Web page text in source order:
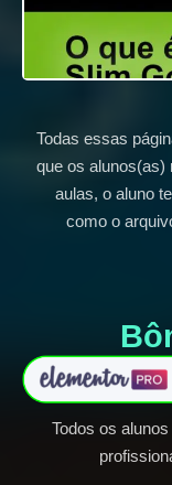
Todas essas
que os alunos(as)
aulas, o aluno
como o
Todos os